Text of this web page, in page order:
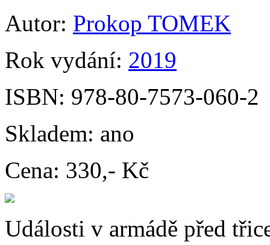
Autor: Prokop TOMEK
Rok vydání: 2019
ISBN: 978-80-7573-060-2
Skladem: ano
Cena: 330,- Kč
Události v armádě před